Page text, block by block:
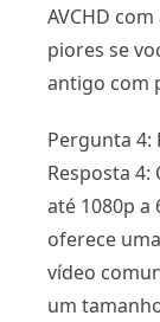
AVCHD
piores se
antigo com
Pergunta 4:
Resposta 4:
até 1080p
oferece
vídeo
um